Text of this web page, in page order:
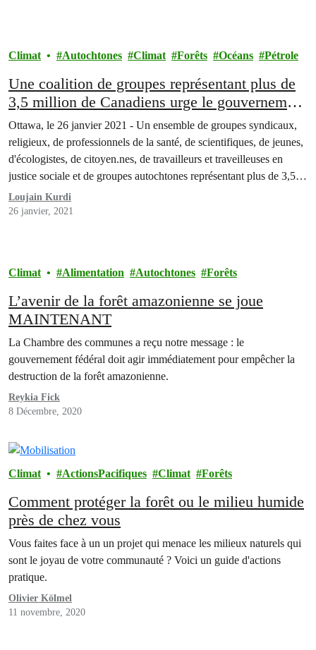
Climat Autochtones Climat Forêts Océans Pétrole
Une coalition de groupes représentant plus de
3,5 million de Canadiens urge le gouvernement
à suivre l’exemple de Biden et annuler le projet
Trans Mountain
Ottawa, le 26 janvier 2021 - Un ensemble de groupes syndicaux,
religieux, de professionnels de la santé, de scientifiques, de jeunes,
d'écologistes, de citoyen.nes, de travailleurs et traveilleuses en
justice sociale et de groupes autochtones représentant plus de 3,5
millions de Canadien·nes ont envoyé une lettre au Premier ministre
Trudeau et à l'ensemble de son…
Loujain Kurdi
26 janvier, 2021
Climat Alimentation Autochtones Forêts
L’avenir de la forêt amazonienne se joue
MAINTENANT
La Chambre des communes a reçu notre message : le
gouvernement fédéral doit agir immédiatement pour empêcher la
destruction de la forêt amazonienne.
Reykia Fick
8 Décembre, 2020
Climat ActionsPacifiques Climat Forêts
Comment protéger la forêt ou le milieu humide
près de chez vous
Vous faites face à un un projet qui menace les milieux naturels qui
sont le joyau de votre communauté ? Voici un guide d'actions
pratique.
Olivier Kölmel
11 novembre, 2020